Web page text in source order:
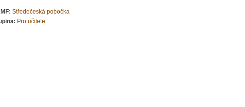
Středočeská pobočka
Pro učitele.